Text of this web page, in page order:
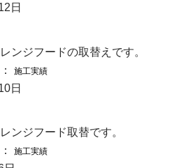
日
ンジフードの取替えです。
施工実績
日
ンジフード取替です。
施工実績